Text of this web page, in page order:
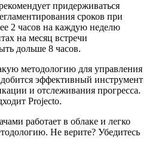
придерживаться
сроков при
2 часов на каждую неделю
на месяц встречи
дольше 8 часов.
методологию для управления
эффективный инструмент
и отслеживания прогресса.
Projecto.
работает в облаке и легко
Не верите? Убедитесь